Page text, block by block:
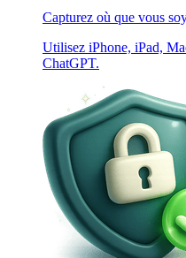
Capturez où que vous
Utilisez iPhone, iPad,
ChatGPT.